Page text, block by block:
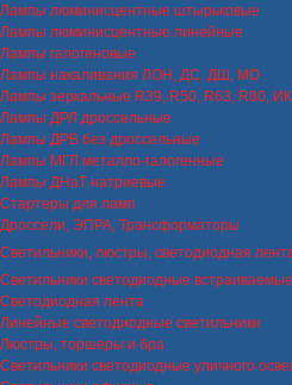
Лампы люминисцентные штырьковые
Лампы люминисцентные линейные
Лампы галогеновые
Лампы накаливания ЛОН, ДС, ДШ, МО
Лампы зеркальные R39, R50, R63, R80,
Лампы ДРЛ дроссельные
Лампы ДРВ без дроссельные
Лампы МГЛ металло-галогенные
Лампы ДНаТ натриевые
Стартеры для ламп
Дроссели, ЭПРА, Трансформаторы
Светильники, люстры, светодиодная
Светильники светодиодные
Светодиодная лента
Линейные светодиодные светильники
Люстры, торшеры и бра
Светильники светодиодные уличного